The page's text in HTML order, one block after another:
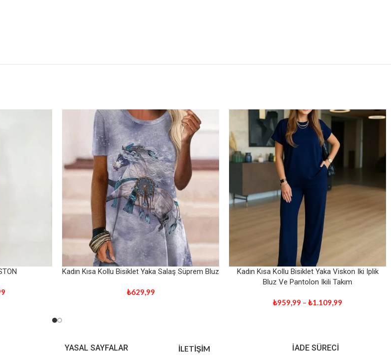
Kadın Kısa Kollu Bisiklet Yaka Salaş Süprem Bluz
₺629,99
Kadın Kısa Kollu Bisiklet Yaka Viskon Iki Iplik
Bluz Ve Pantolon Ikili Takım
₺959,99 – ₺1.109,99
YASAL SAYFALAR İLETİŞİM İADE SÜRECİ